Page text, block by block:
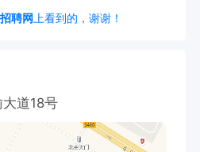
聘网 上看到的，谢谢！
道18号